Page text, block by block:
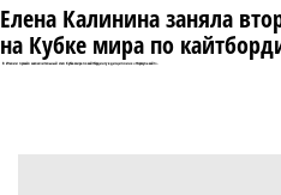
Елена Калинина заняла
на Кубке мира по
В Италии прошёл заключительный этап Кубка мира по кайтбордингу в дисциплине «Формула кайт».